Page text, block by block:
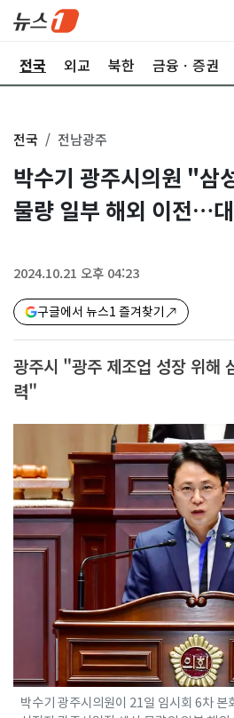
전국 외교 북한 금융ㆍ증권
전국 전남광주
박수기 광주시의원 "삼
물량 일부 해외 이전…
2024.10.21 오후 04:23
구글에서 뉴스1 즐겨찾기
광주시 "광주 제조업 성장 위해
력"
박수기 광주시의원이 21일 임시회 6차